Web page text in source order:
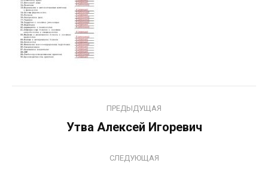
НавигацияПРЕДЫДУЩАЯ
Предыдущая
Утва Алексей Игоревич
СЛЕДУЮЩАЯ